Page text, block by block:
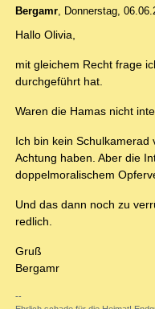
Bergamr, Donnerstag,
Hallo Olivia,
mit gleichem Recht frage
durchgeführt hat.
Waren die Hamas nicht
Ich bin kein
Achtung haben. Aber die
doppelmoralischem
Und das dann noch zu
redlich.
Gruß
Bergamr
--